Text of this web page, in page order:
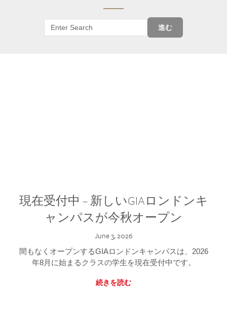
進む
現在受付中 – 新しいGIAロンドンキ
ャンパスが今秋オープン
June 3, 2026
間もなくオープンするGIAロンドンキャンパスは、2026
年8月に始まるクラスの学生を現在受付中です。
続きを読む